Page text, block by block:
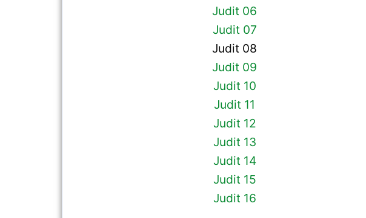
Judit 06
Judit 07
Judit 08
Judit 09
Judit 10
Judit 11
Judit 12
Judit 13
Judit 14
Judit 15
Judit 16